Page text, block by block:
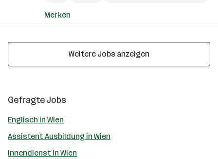
Merken
Weitere Jobs anzeigen
Gefragte Jobs
Englisch in Wien
Assistent Ausbildung in Wien
Innendienst in Wien